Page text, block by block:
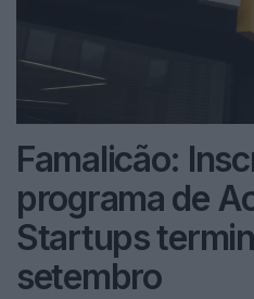
Famalicão:
programa de
Startups
setembro